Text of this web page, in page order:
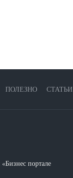
ПОЛЕЗНО СТАТЬИ
портале